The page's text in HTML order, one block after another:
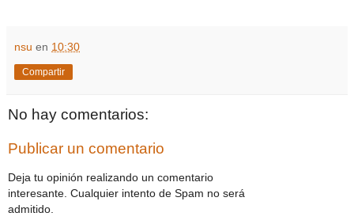
nsu en 10:30
Compartir
No hay comentarios:
Publicar un comentario
Deja tu opinión realizando un comentario
interesante. Cualquier intento de Spam no será
admitido.